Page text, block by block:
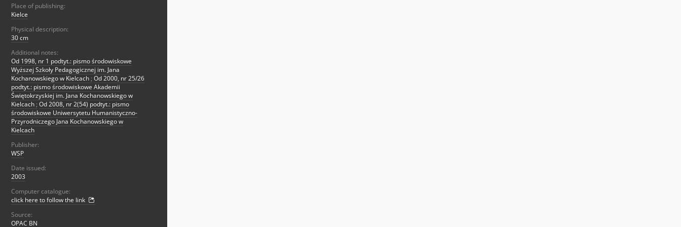
Place of publishing:
Kielce
Physical description:
30 cm
Additional notes:
Od 1998, nr 1 podtyt.: pismo środowiskowe
Wyższej Szkoły Pedagogicznej im. Jana
Kochanowskiego w Kielcach ; Od 2000, nr 25/26
podtyt.: pismo środowiskowe Akademii
Świętokrzyskiej im. Jana Kochanowskiego w
Kielcach ; Od 2008, nr 2(54) podtyt.: pismo
środowiskowe Uniwersytetu Humanistyczno-
Przyrodniczego Jana Kochanowskiego w
Kielcach
Publisher:
WSP
Date issued:
2003
Computer catalogue:
click here to follow the link
Source:
OPAC BN